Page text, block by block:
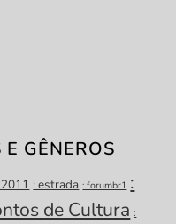
GÊNEROS
: estrada : forumbr1 :
de Cultura :